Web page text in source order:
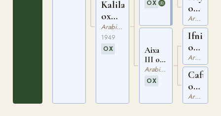
Kalila
ox
SSB
2457
Arabiskt Fullblod
1949
OX
OX
Aixa
III ox
SSB
1916
Arabiskt Fullblod
OX
ox
AHSB
411
Arabiskt Fullblod
Ifni
ox
SSB
1668
Arabiskt Fullblod
Caftan
ox
SSB
Arabiskt Fullblod